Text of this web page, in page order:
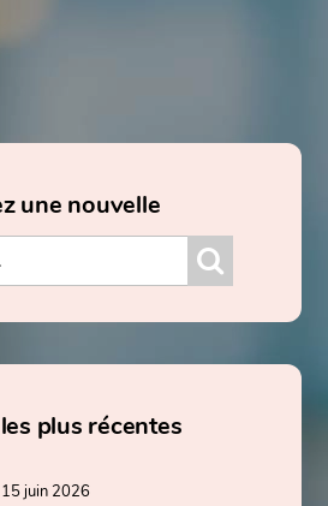
une nouvelle
plus récentes
15 juin 2026